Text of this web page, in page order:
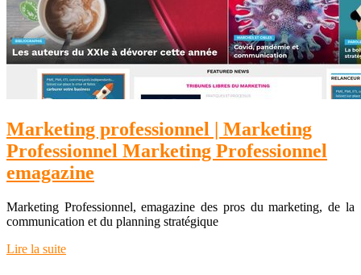
Marketing profes­sion­nel | Marketing
Profes­sion­nel Marketing Profes­sion­nel
emagazine
Marketing Professionnel, emagazine des pros du marketing, de la
communication et du planning stratégique
Lire la suite